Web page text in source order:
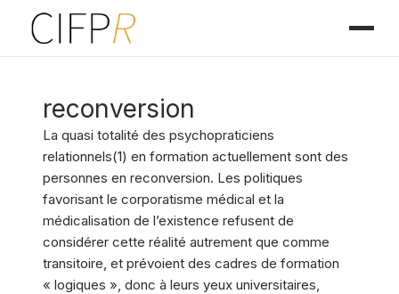
reconversion
La quasi totalité des psychopraticiens
relationnels(1) en formation actuellement sont des
personnes en reconversion. Les politiques
favorisant le corporatisme médical et la
médicalisation de l’existence refusent de
considérer cette réalité autrement que comme
transitoire, et prévoient des cadres de formation
« logiques », donc à leurs yeux universitaires,